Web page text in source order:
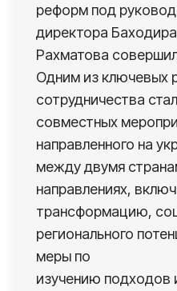
реформ под
директора Баходира
Рахматова
Одним из ключевых
сотрудничества
совместных
направленного на
между двумя
направлениях,
трансформацию,
регионального
меры по
изучению подходов